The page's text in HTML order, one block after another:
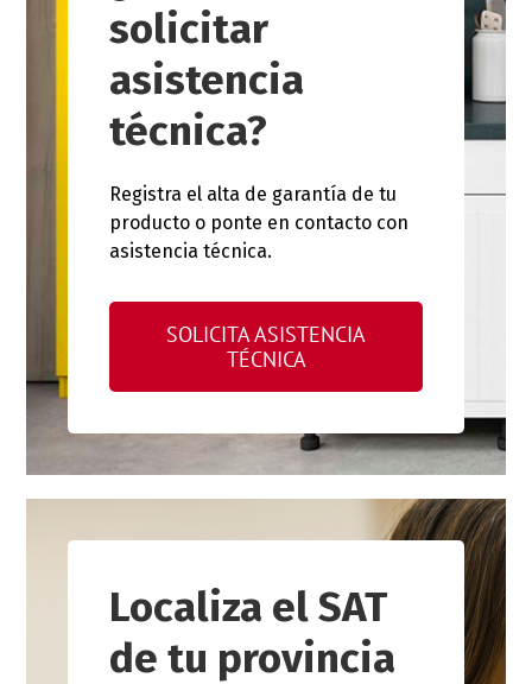
solicitar
asistencia
técnica?
Registra el alta de garantía de tu
producto o ponte en contacto con
asistencia técnica.
SOLICITA ASISTENCIA
TÉCNICA
Localiza el SAT
de tu provincia